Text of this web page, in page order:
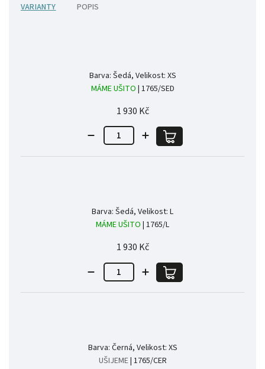
VARIANTY POPIS
Barva: Šedá, Velikost: XS
MÁME UŠITO | 1765/SED
1 930 Kč
Barva: Šedá, Velikost: L
MÁME UŠITO | 1765/L
1 930 Kč
Barva: Černá, Velikost: XS
UŠIJEME| 1765/CER